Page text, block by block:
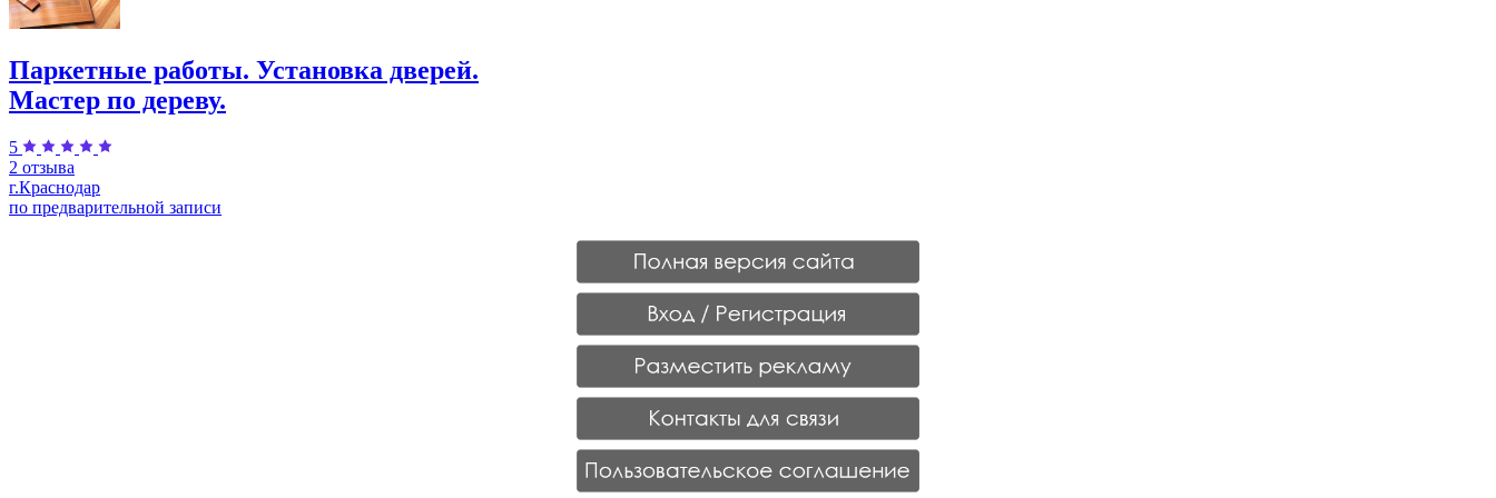
Паркетные работы. Установка дверей.
Мастер по дереву.
5
2 отзыва
г.Краснодар
по предварительной записи